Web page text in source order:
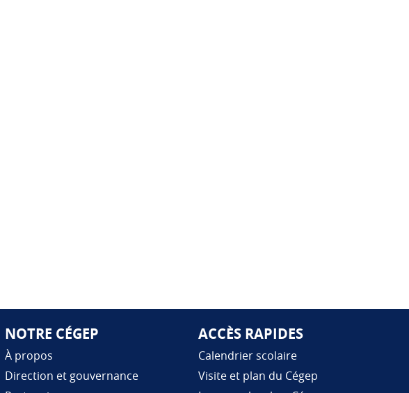
NOTRE CÉGEP
À propos
Direction et gouvernance
ACCÈS RAPIDES
Calendrier scolaire
Visite et plan du Cégep